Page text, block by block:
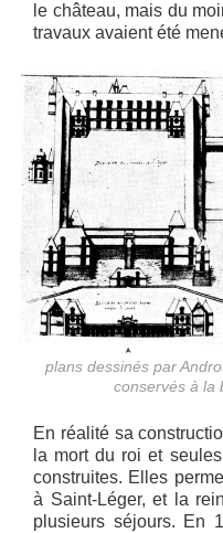
le château, mais du
travaux avaient été
plans dessinés par
conservés à la
En réalité sa
la mort du roi et
construites. Elles
à Saint-Léger, et la
plusieurs séjours. En